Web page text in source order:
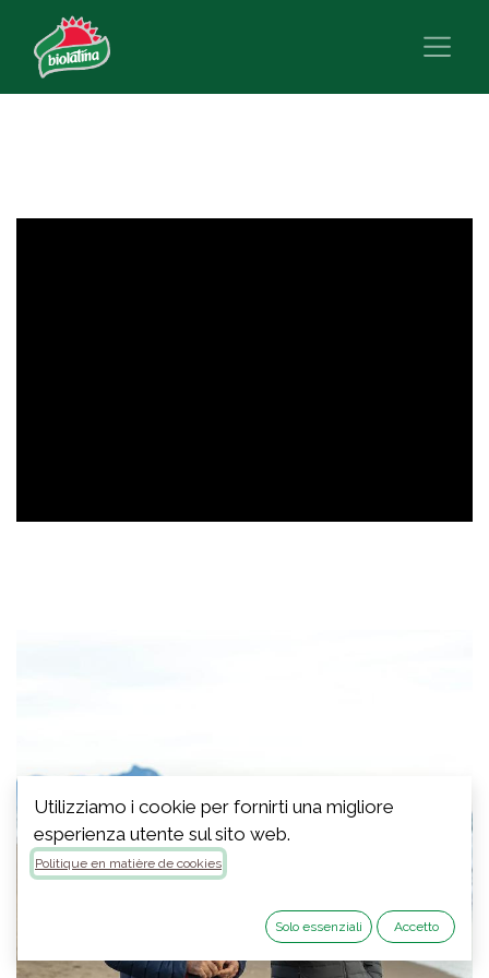
Utilizziamo i cookie per fornirti una migliore
esperienza utente sul sito web.
Politique en matière de cookies
Solo essenziali Accetto